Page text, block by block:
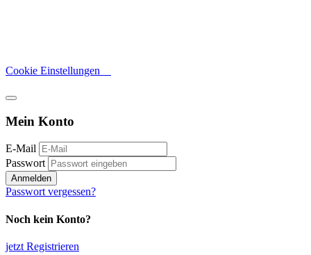
Cookie Einstellungen
Mein Konto
E-Mail
Passwort
Anmelden
Passwort vergessen?
Noch kein Konto?
jetzt Registrieren